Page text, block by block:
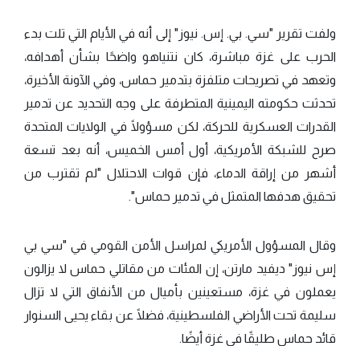
ولفت تقرير "سي. بي. إس. نيوز" إلى أنه في الأيام التي تلت بدء
الحرب على غزة مباشرة، كان نتنياهو واضحًا بشأن أهدافه،
وتعهد في تصريحات متلفزة بتدمير حماس، وفي الآونة الأخيرة،
تحدثت حكومته اليمينية المتطرفة على وجه التحديد عن تدمير
القدرات العسكرية للحركة، لكن مسؤولًا في الولايات المتحدة
صرح للشبكة الأمريكية، أول أمس الخميس، أنه بعد تسعة
أشهر من إراقة الدماء، فإن قوات الاحتلال "لم تقترب من
تحقيق هدفها المتمثل في تدمير حماس".
وقال المسؤول الأمريكي لمراسل الأمن القومي في "سي بي
إس نيوز" ديفيد مارتن، إن المئات من مقاتلي حماس لا يزالون
يعملون في غزة، مستعينين بأميال من الأنفاق التي لا تزال
سليمة تحت الأراضي الفلسطينية، فضلًا عن بقاء يحيى السنوار
قائد حماس طليقًا في غزة أيضًا.